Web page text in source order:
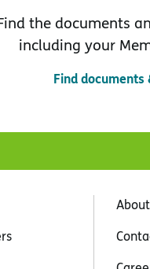
the documents
including your
Find documents